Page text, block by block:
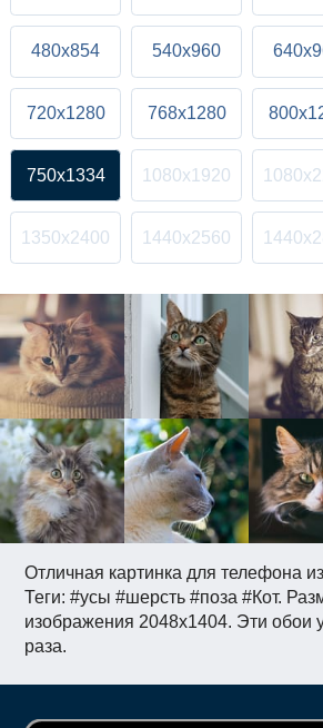
Отличная картинка для телефона
Теги: #усы #шерсть #поза #Кот.
изображения 2048x1404. Эти обои
раза.
480x854 540x960
720x1280 768x1280
750x1334 1080x1920
1350x2400 1440x2560